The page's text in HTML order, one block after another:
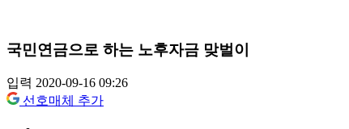
국민연금으로 하는 노후자금 맞벌이
입력 2020-09-16 09:26
선호매체 추가